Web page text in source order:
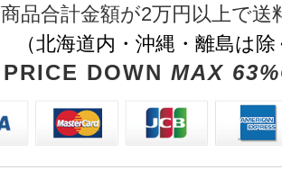
商品合計金額が2万円以上で送
（北海道内・沖縄・離島は
PRICE DOWN MAX